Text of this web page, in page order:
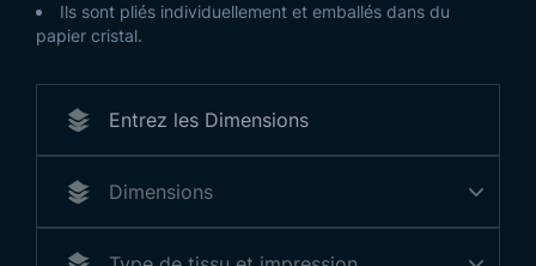
Ils sont pliés individuellement et emballés dans du
papier cristal.